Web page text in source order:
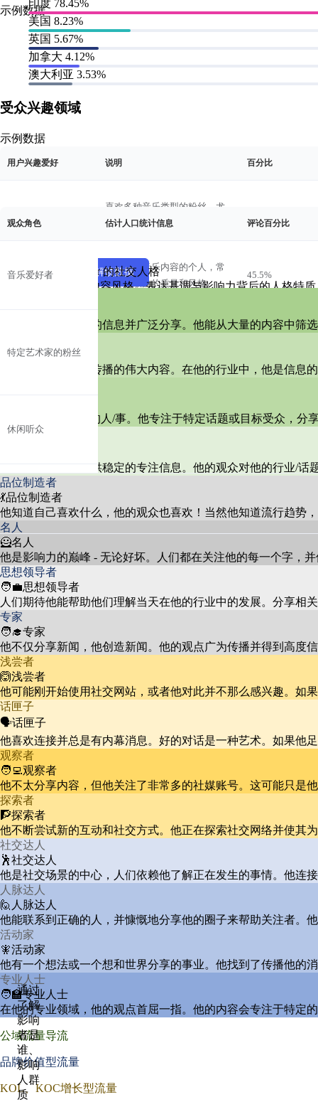
示例数据
印度 78.45%
美国 8.23%
英国 5.67%
加拿大 4.12%
澳大利亚 3.53%
受众兴趣领域
示例数据
说明 百分比
喜欢多种音乐类型的粉丝，尤
其是宝莱坞和地区印度音乐，
45.5%
的观众是重要的观众群体。
对印度电影感兴趣的观众，包
对AI生成内容和数字趋势感兴
与宗教和民间音乐内容互动。
8.7%
用户兴趣爱好
音乐爱好者
科技爱好者
文化追随者
粉丝角色画像
估计人口统计信息 评论百分比
积极参与音乐内容的个人，常
常评论歌曲的质量和风格。
45.5%
忠实追随特定艺术家的粉丝，
达钦佩和支持。
偶尔观看音乐视频的观众，没
19.3%
观众角色
音乐爱好者
特定艺术家的粉丝
休闲听众
Mark Rober 的社交人格
查看示例 解锁数据
解锁 Mark Rober 的社交人格
了解Mark Rober的内容风格、表达基调与影响力背后的人格特
分享者 创造者
他总能发现最有趣的信息并广泛分享。他能从大量的内容中
🙋播报者
能播报出像野火般传播的伟大内容。在他的行业中，他是信
他始终关注“热门”的人/事。他专注于特定话题或目标受众，
提供者
他的观众依赖他提供稳定的专注信息。他的观众对他的行业/
品位制造者
💃品位制造者
他知道自己喜欢什么，他的观众也喜欢！当然他知道流行趋势
名人
🦸名人
他是影响力的巅峰 - 无论好坏。人们都在关注他的每一个字，
思想领导者
🧑‍💼思想领导者
人们期待他能帮助他们理解当天在他的行业中的发展。分享相
专家
🧑‍🎓专家
他不仅分享新闻，他创造新闻。他的观点广为传播并得到高度
浅尝者
🙆浅尝者
他可能刚开始使用社交网站，或者他对此并不那么感兴趣。如
话匣子
🗣️话匣子
他喜欢连接并总是有内幕消息。好的对话是一种艺术。如果他
观察者
🧑‍💻观察者
他不太分享内容，但他关注了非常多的社媒账号。这可能只是
探索者
🧗探索者
他不断尝试新的互动和社交方式。他正在探索社交网络并使其
社交达人
🕺社交达人
他是社交场景的中心，人们依赖他了解正在发生的事情。他连
人脉达人
🙋人脉达人
他能联系到正确的人，并慷慨地分享他的圈子来帮助关注者。
活动家
🧚活动家
他有一个想法或一个想和世界分享的事业。他找到了传播他的
专业人士
🧑‍🏫专业人士
在他的专业领域，他的观点首屈一指。他的内容会专注于特定
公域流量导流
品牌价值型流量
KOL、KOC增长型流量
通过
了解
影响
者是
谁、
影响
人群
质